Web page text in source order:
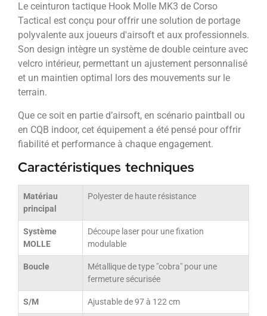
Le ceinturon tactique Hook Molle MK3 de Corso
Tactical est conçu pour offrir une solution de portage
polyvalente aux joueurs d'airsoft et aux professionnels.
Son design intègre un système de double ceinture avec
velcro intérieur, permettant un ajustement personnalisé
et un maintien optimal lors des mouvements sur le
terrain.
Que ce soit en partie d’airsoft, en scénario paintball ou
en CQB indoor, cet équipement a été pensé pour offrir
fiabilité et performance à chaque engagement.
Caractéristiques techniques
Matériau
principal
Polyester de haute résistance
Système
MOLLE
Découpe laser pour une fixation
modulable
Boucle
Métallique de type "cobra" pour une
fermeture sécurisée
S/M Ajustable de 97 à 122 cm